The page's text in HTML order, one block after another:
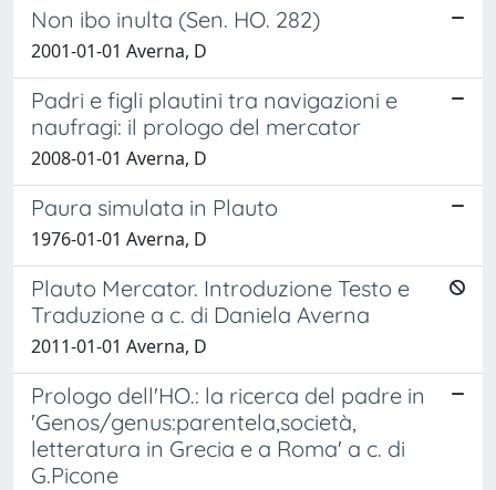
Non ibo inulta (Sen. HO. 282)
2001-01-01 Averna, D
Padri e figli plautini tra navigazioni e
naufragi: il prologo del mercator
2008-01-01 Averna, D
Paura simulata in Plauto
1976-01-01 Averna, D
Plauto Mercator. Introduzione Testo e
Traduzione a c. di Daniela Averna
2011-01-01 Averna, D
Prologo dell'HO.: la ricerca del padre in
'Genos/genus:parentela,società,
letteratura in Grecia e a Roma' a c. di
G.Picone